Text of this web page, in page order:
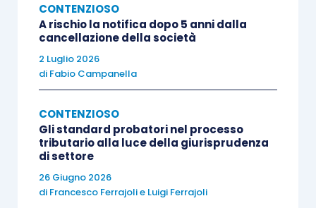
definizione.
Considerato che la disposizione in esame
introduce una sospensione dei termini di
dell’articolo 22 D.Lgs. 546/1992
costituzione deve avvenire, a pena
d’inammissibilità
proposizione del ricorso
verosimile che i ricorsi notificati prima del
CONTENZIOSO
A rischio la notifica dopo 5 anni dalla
cancellazione della società
2 Luglio 2026
di Fabio Campanella
CONTENZIOSO
Gli standard probatori nel processo
tributario alla luce della giurisprudenza
di settore
26 Giugno 2026
di Francesco Ferrajolie Luigi Ferrajoli